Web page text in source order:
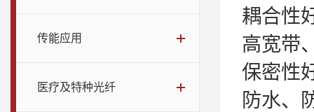
传能应用
医疗及特种光纤
耦合性
高宽带
保密性
防水、